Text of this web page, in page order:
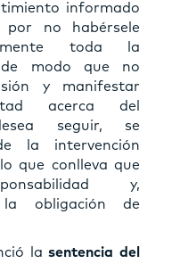
informado
no habérsele
toda la
de modo que no
y manifestar
acerca del
seguir, se
la intervención
que conlleva que
y,
la obligación de
lasentencia del